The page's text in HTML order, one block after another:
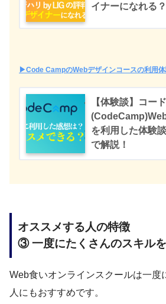
イナーになれる？
▶︎Code CampのWebデザインコースの利用
【体験談】コー
を利用した体験
で解説！
オススメする人の特徴
③ 一度にたくさんのスキル
Web食いオンラインスクールは一度
人にもおすすめです。